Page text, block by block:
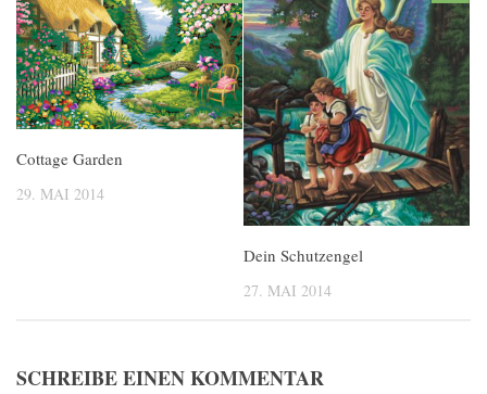
Cottage Garden
29. MAI 2014
Dein Schutzengel
27. MAI 2014
SCHREIBE EINEN KOMMENTAR